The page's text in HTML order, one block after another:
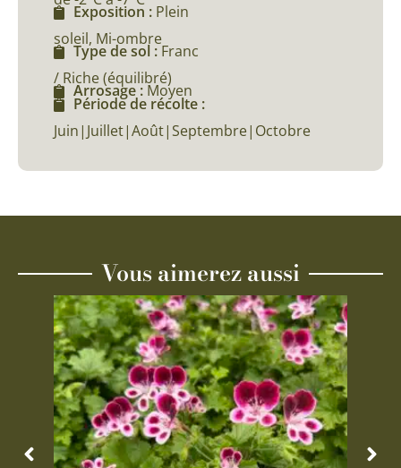
Exposition : Plein
soleil, Mi-ombre
Type de sol : Franc
/ Riche (équilibré)
Arrosage : Moyen
Période de récolte :
Juin|Juillet|Août|Septembre|Octobre
Vous aimerez aussi